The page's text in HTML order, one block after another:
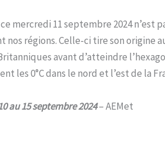
mercredi 11 septembre 2024 n’est
régions. Celle-ci tire son origine
avant d’atteindre
0°C dans le nord et l’est de la
au 15 septembre 2024– AEMet